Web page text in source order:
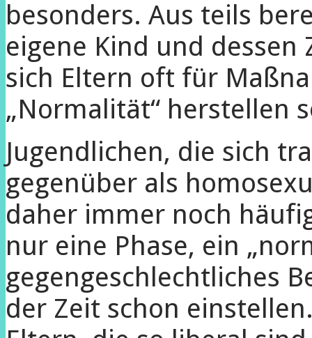
besonders. Aus teils
eigene Kind und
sich Eltern oft für
„Normalität“ herstellen
Jugendlichen, die sich
gegenüber als
daher immer noch
nur eine Phase, ein
gegengeschlechtliches
der Zeit schon